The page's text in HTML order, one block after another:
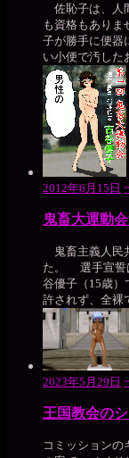
佐恥子は、人
も資格もあり
子が勝手に便
い小便で汚した
2012年6月15日
鬼畜大運動
鬼畜主義人民
た。 選手宣誓
谷優子（15歳
許されず、全裸
2023年5月29日
王国教会の
コミッションの